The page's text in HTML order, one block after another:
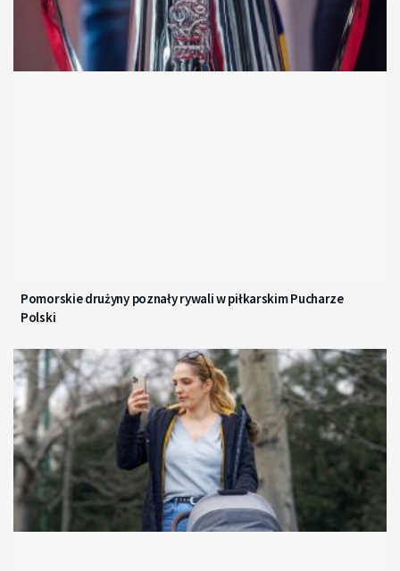
Pomorskie drużyny poznały rywali w piłkarskim Pucharze
Polski